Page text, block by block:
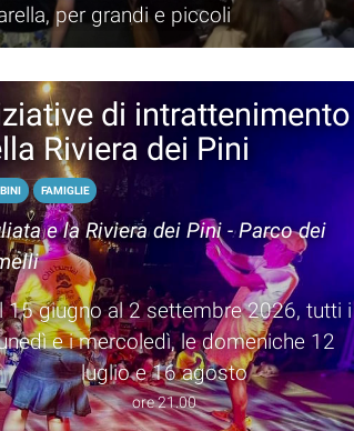
per grandi e piccoli
di intrattenimento
Riviera dei Pini
FAMIGLIE
e la Riviera dei Pini - Parco dei
15 giugno al 2 settembre 2026, tutti i
e i mercoledì, le domeniche 12
luglio e 16 agosto
ore 21.00